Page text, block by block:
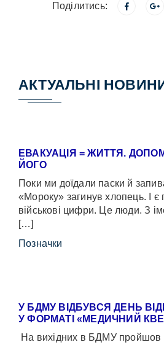
Поділитись:
АКТУАЛЬНІ
ЕВАКУАЦІЯ = ЖИТТЯ.
ЙОГО
Поки ми доїдали паски й
«Мороку» загинув хлопець. І
військові цифри. Це люди. З
[…]
Позначки
У БДМУ ВІДБУВСЯ ДЕНЬ
У ФОРМАТІ «МЕДИЧНИЙ
На вихідних в БДМУ пройшов